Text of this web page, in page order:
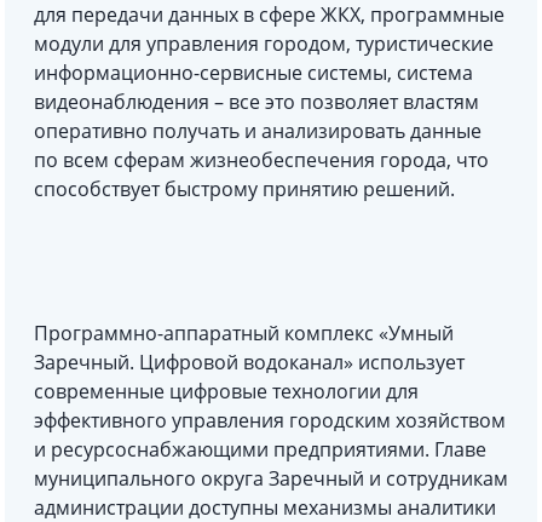
для передачи данных в сфере ЖКХ, программные
модули для управления городом, туристические
информационно-сервисные системы, система
видеонаблюдения – все это позволяет властям
оперативно получать и анализировать данные
по всем сферам жизнеобеспечения города, что
способствует быстрому принятию решений.
Программно-аппаратный комплекс «Умный
Заречный. Цифровой водоканал» использует
современные цифровые технологии для
эффективного управления городским хозяйством
и ресурсоснабжающими предприятиями. Главе
муниципального округа Заречный и сотрудникам
администрации доступны механизмы аналитики